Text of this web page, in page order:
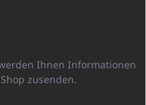
Ihnen Informationen
zusenden.